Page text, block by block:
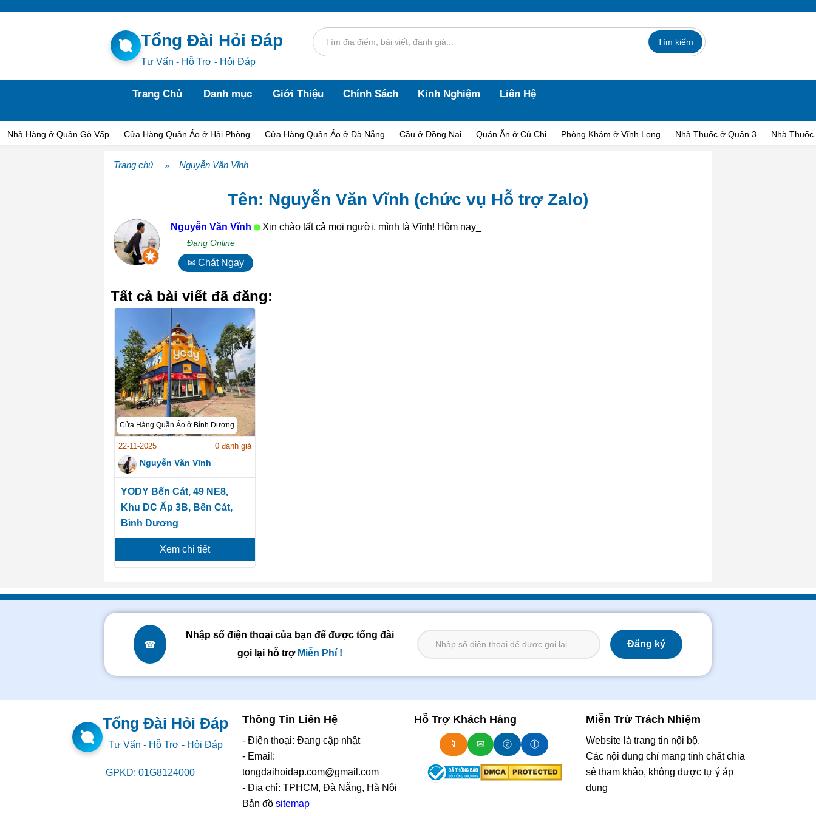
Tổng Đài Hỏi Đáp
Tư Vấn - Hỗ Trợ - Hỏi Đáp
Trang Chủ Danh mục Giới Thiệu Chính Sách Kinh Nghiệm Liên Hệ
Nhà Hàng ở Quận Gò Vấp Cửa Hàng Quần Áo ở Hải Phòng Cửa Hàng Quần Áo ở Đà Nẵng Cầu ở Đồng Nai Quán Ăn ở Củ Chi Phòng Khám ở Vĩnh Long Nhà Thuốc ở Quận 3 Nhà
Trang chủ » Nguyễn Văn Vĩnh
Tên: Nguyễn Văn Vĩnh (chức vụ Hỗ trợ Zalo)
Nguyễn Văn Vĩnh
Đang Online
✉ Chát Ngay
Xin chào tất cả mọi người, mình là Vĩnh! Hôm nay mì_
Tất cả bài viết đã đăng:
Cửa Hàng Quần Áo ở Bình Dương
22-11-2025 0 đánh giá
Nguyễn Văn Vĩnh
YODY Bến Cát, 49 NE8,
Khu DC Ấp 3B, Bến Cát,
Bình Dương
Xem chi tiết
☎
Nhập số điện thoại của bạn để được tổng đài
gọi lại hỗ trợ Miễn Phí !
Tổng Đài Hỏi Đáp
Tư Vấn - Hỗ Trợ - Hỏi Đáp
GPKD: 01G8124000
Thông Tin Liên Hệ
- Điện thoại: Đang cập nhật
- Email:
tongdaihoidap.com@gmail.com
- Địa chỉ: TPHCM, Đà Nẵng, Hà Nội
Bản đồ sitemap
Hỗ Trợ Khách Hàng
📱 ✉ ⓩ ⓕ
Miễn Trừ Trách Nhiệm
Website là trang tin nội bộ.
Các nội dung chỉ mang tính chất chia
sẻ tham khảo, không được tự ý áp
dụng